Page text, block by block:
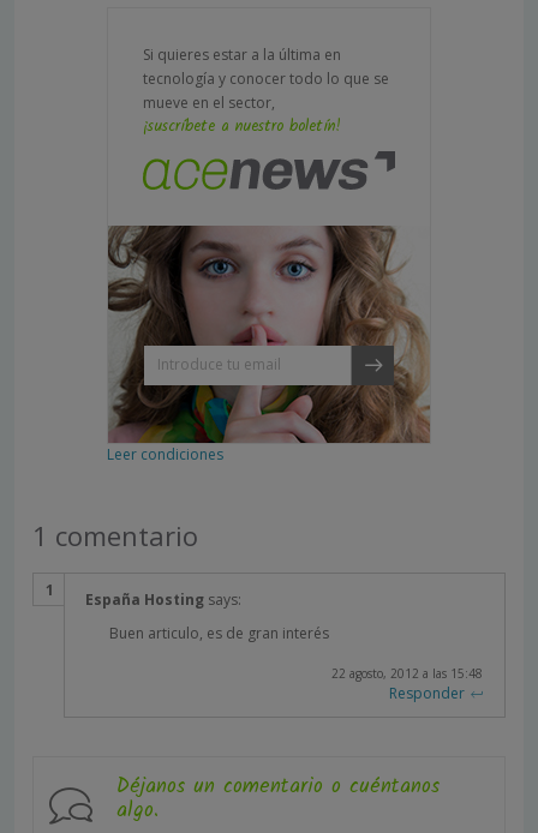
Si quieres estar a la última en
tecnología y conocer todo lo que se
mueve en el sector,
¡suscríbete a nuestro boletín!
Leer condiciones
1 comentario
España Hosting says:
22 agosto, 2012 a las 15:48
Buen articulo, es de gran interés
Responder
Déjanos un comentario o cuéntanos
algo.